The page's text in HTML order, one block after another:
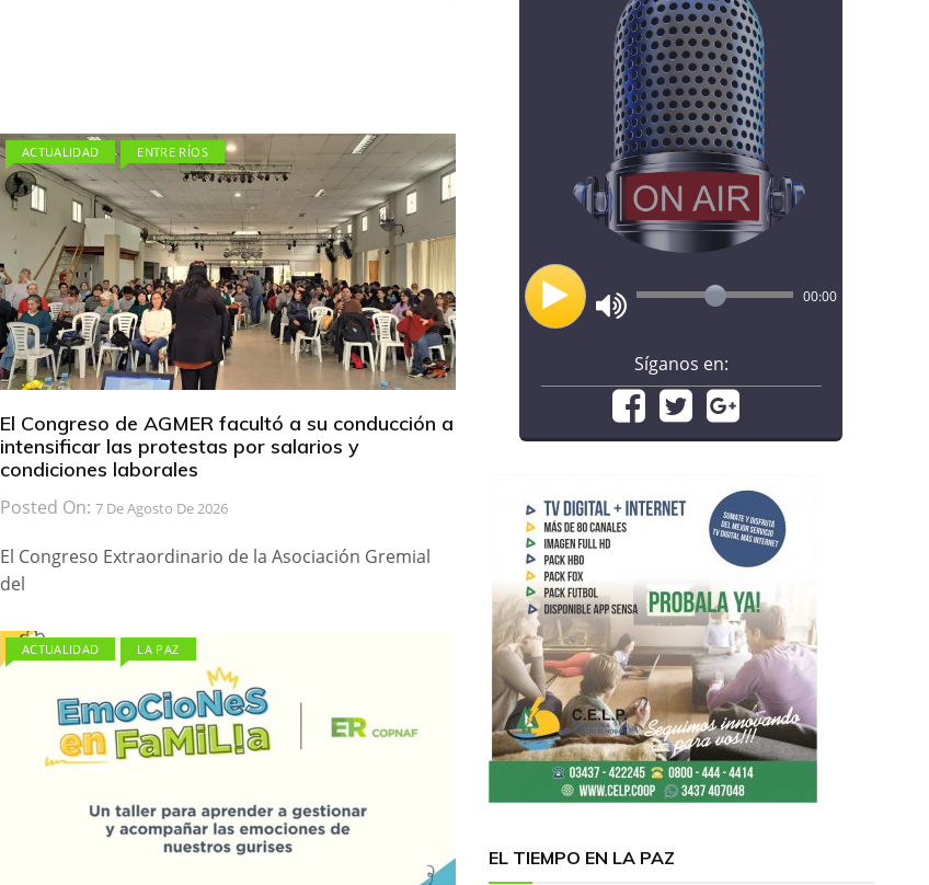
ACTUALIDAD ENTRE RÍOS
El Congreso de AGMER facultó a su conducción a
intensificar las protestas por salarios y
condiciones laborales
Posted On: 7 De Agosto De 2026
El Congreso Extraordinario de la Asociación Gremial
del
ACTUALIDAD LA PAZ
00:00
Síganos en:
EL TIEMPO EN LA PAZ